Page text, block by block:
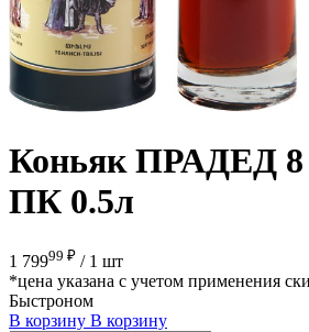
Коньяк ПРАДЕД 8
ПК 0.5л
1 79999 ₽ / 1 шт
*цена указана с учетом применения
Быстроном
В корзину В корзину